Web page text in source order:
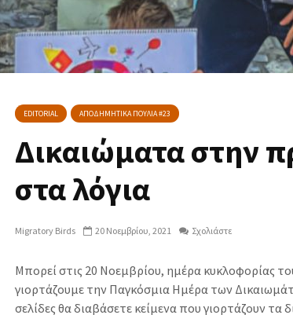
EDITORIAL ΑΠΟΔΗΜΗΤΙΚΑ ΠΟΥΛΙΑ #23
Δικαιώματα στην
στα λόγια
Migratory Birds 20 Νοεμβρίου, 2021 Σχολιάστε
Μπορεί στις 20 Νοεμβρίου, ημέρα κυκλοφορίας
γιορτάζουμε την Παγκόσμια Ημέρα των
σελίδες θα διαβάσετε κείμενα που γιορτάζουν τα